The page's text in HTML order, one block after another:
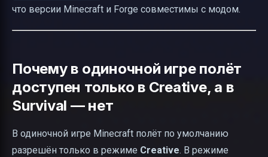
что версии Minecraft и Forge совместимы с модом.
Почему в одиночной игре полёт
доступен только в Creative, а в
Survival — нет
В одиночной игре Minecraft полёт по умолчанию
разрешён только в режиме Creative. В режиме